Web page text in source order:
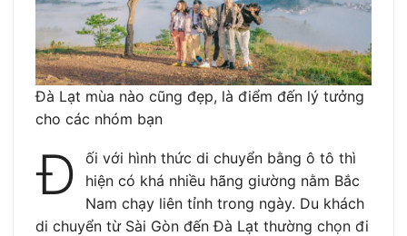
Đà Lạt mùa nào cũng đẹp, là điểm đến lý tưởng
cho các nhóm bạn
Đ
ối với hình thức di chuyển bằng ô tô thì
hiện có khá nhiều hãng giường nằm Bắc
Nam chạy liên tỉnh trong ngày. Du khách
di chuyển từ Sài Gòn đến Đà Lạt thường chọn đi